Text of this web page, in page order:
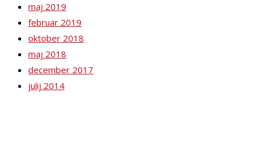
maj 2019
februar 2019
oktober 2018
maj 2018
december 2017
julij 2014